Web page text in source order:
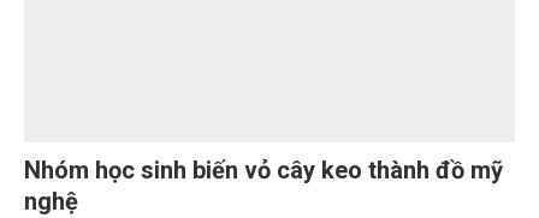
Nhóm học sinh biến vỏ cây keo thành đồ mỹ
nghệ